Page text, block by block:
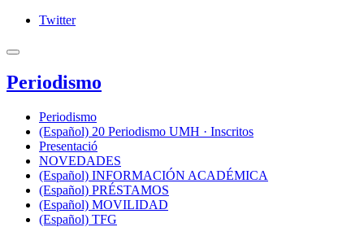
Twitter
Periodismo
Periodismo
(Español) 20 Periodismo UMH · Inscritos
Presentació
NOVEDADES
(Español) INFORMACIÓN ACADÉMICA
(Español) PRÉSTAMOS
(Español) MOVILIDAD
(Español) TFG